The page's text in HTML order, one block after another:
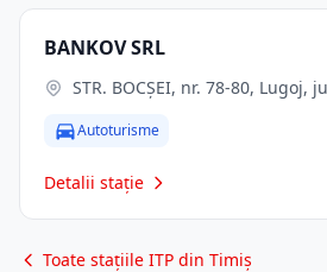
BANKOV SRL
STR. BOCŞEI, nr. 78-80, Lugoj,
Autoturisme
Detalii stație
Toate stațiile ITP din Timiș